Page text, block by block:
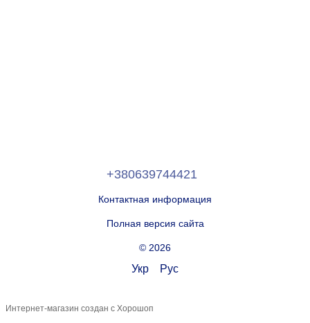
+380639744421
Контактная информация
Полная версия сайта
© 2026
Укр Рус
Интернет-магазин создан с Хорошоп